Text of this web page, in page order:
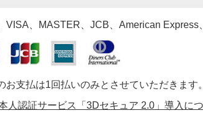
VISA、MASTER、JCB、American Express
お支払は1回払いのみとさせていただきます。
人認証サービス「3Dセキュア 2.0」導入に